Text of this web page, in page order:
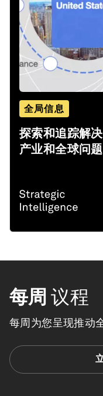
全局信息
探索和追踪解
产业和全球问题
每周 议程
每周为您呈现推动